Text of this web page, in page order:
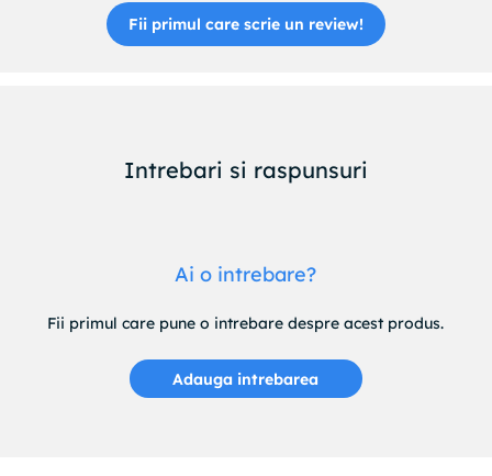
Fii primul care scrie un review!
Intrebari si raspunsuri
Ai o intrebare?
Fii primul care pune o intrebare despre acest produs.
Adauga intrebarea